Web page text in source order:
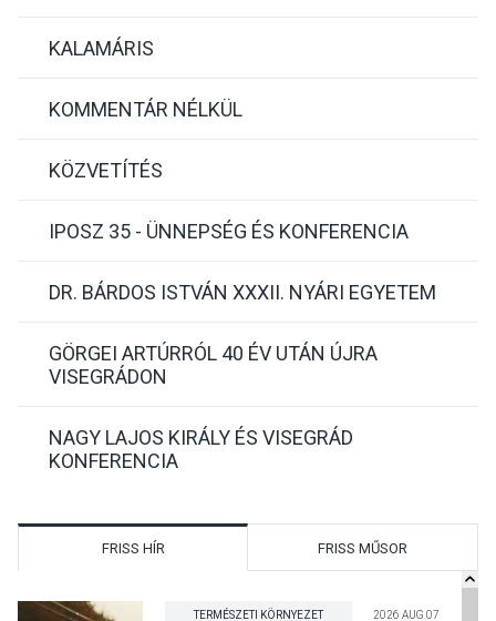
KALAMÁRIS
KOMMENTÁR NÉLKÜL
KÖZVETÍTÉS
IPOSZ 35 - ÜNNEPSÉG ÉS KONFERENCIA
DR. BÁRDOS ISTVÁN XXXII. NYÁRI EGYETEM
GÖRGEI ARTÚRRÓL 40 ÉV UTÁN ÚJRA
VISEGRÁDON
NAGY LAJOS KIRÁLY ÉS VISEGRÁD
KONFERENCIA
FRISS HÍR FRISS MŰSOR
TERMÉSZETI KÖRNYEZET 2026 AUG 07